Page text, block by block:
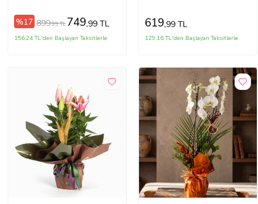
%17 899,99 TL 749,99 TL
156,24 TL'den Başlayan Taksitlerle
619,99 TL
129,16 TL'den Başlayan Taksitlerle